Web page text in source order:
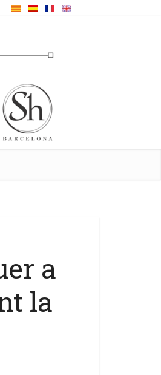
a
la